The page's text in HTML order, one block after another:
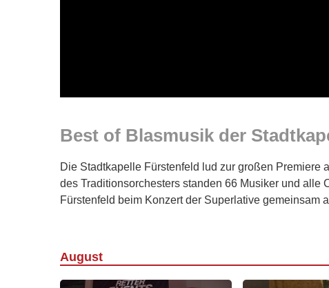
Best of Blasmusik der
Die Stadtkapelle Fürstenfeld lud zur großen Premiere
des Traditionsorchesters standen 66 Musiker und alle
Fürstenfeld beim Konzert der Superlative gemeinsam
August